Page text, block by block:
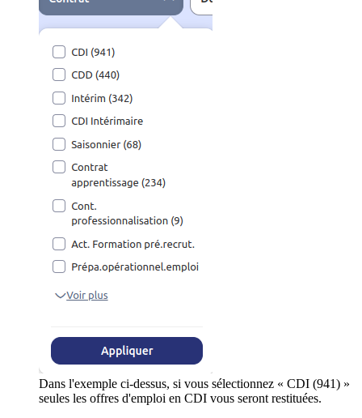
Dans l'exemple ci-dessus, si vous sélectionnez « CDI (941) »
seules les offres d'emploi en CDI vous seront restituées.